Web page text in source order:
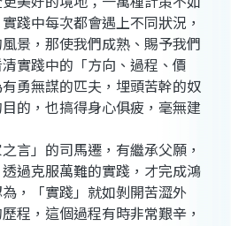
踐中每次都會遇上不同狀況，
景，那使我們成熟、賜予我們
實踐中的「方向、過程、價
勇無謀的匹夫，埋頭苦幹的奴
的，也搞得身心俱疲，毫無建
言」的司馬遷，有繼承父願，
過克服萬難的實踐，才完成鴻
，「實踐」就如剝開苦澀外
程，這個過程有時非常艱辛，